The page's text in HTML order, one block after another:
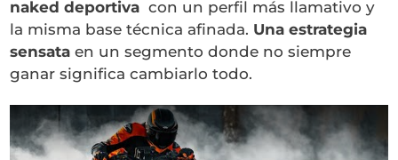
naked deportiva con un perfil más llamativo y
la misma base técnica afinada. Una estrategia
sensata en un segmento donde no siempre
ganar significa cambiarlo todo.
Ver este vídeo en YouTube